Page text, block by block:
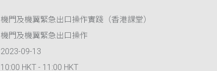
機門及機翼緊急出口操作實踐（香港課堂）
機門及機翼緊急出口操作
2023-09-13
10:00 HKT - 11:00 HKT